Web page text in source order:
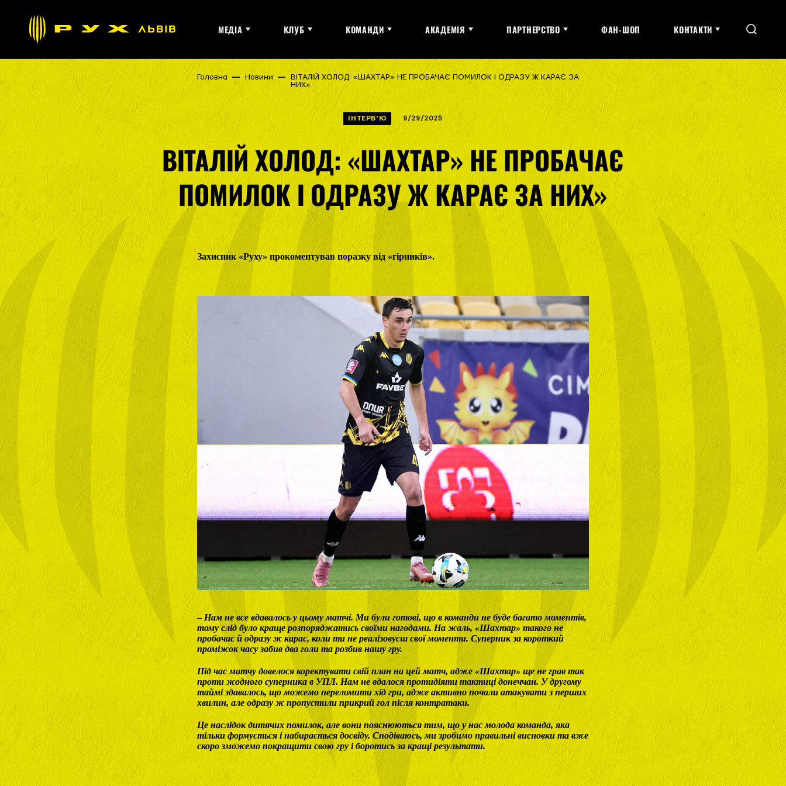
МЕДІА КЛУБ КОМАНДИ АКАДЕМІЯ ПАРТНЕРСТВО ФАН-ШОП КОНТАКТИ
Головна Новини
ВІТАЛІЙ ХОЛОД: «ШАХТАР» НЕ ПРОБАЧАЄ ПОМИЛОК І ОДРАЗУ Ж КАРАЄ ЗА
НИХ»
ІНТЕРВ'Ю 9/29/2025
ВІТАЛІЙ ХОЛОД: «ШАХТАР» НЕ ПРОБАЧАЄ
ПОМИЛОК І ОДРАЗУ Ж КАРАЄ ЗА НИХ»
Захисник «Руху» прокоментував поразку від «гірників».
– Нам не все вдавалось у цьому матчі. Ми були готові, що в команди не буде багато моментів,
тому слід було краще розпоряджатись своїми нагодами. На жаль, «Шахтар» такого не
пробачає й одразу ж карає, коли ти не реалізовуєш свої моменти. Суперник за короткий
проміжок часу забив два голи та розбив нашу гру.
Під час матчу довелося коректувати свій план на цей матч, адже «Шахтар» ще не грав так
проти жодного суперника в УПЛ. Нам не вдалося протидіяти тактиці донеччан. У другому
таймі здавалось, що можемо переломити хід гри, адже активно почали атакувати з перших
хвилин, але одразу ж пропустили прикрий гол після контратаки.
Це наслідок дитячих помилок, але вони пояснюються тим, що у нас молода команда, яка
тільки формується і набирається досвіду. Сподіваюсь, ми зробимо правильні висновки та вже
скоро зможемо покращити свою гру і боротись за кращі результати.